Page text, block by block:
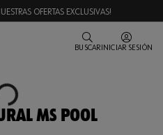
OFERTAS EXCLUSIVAS!
BUSCAR INICIAR SESIÓN
Loading...MS POOL